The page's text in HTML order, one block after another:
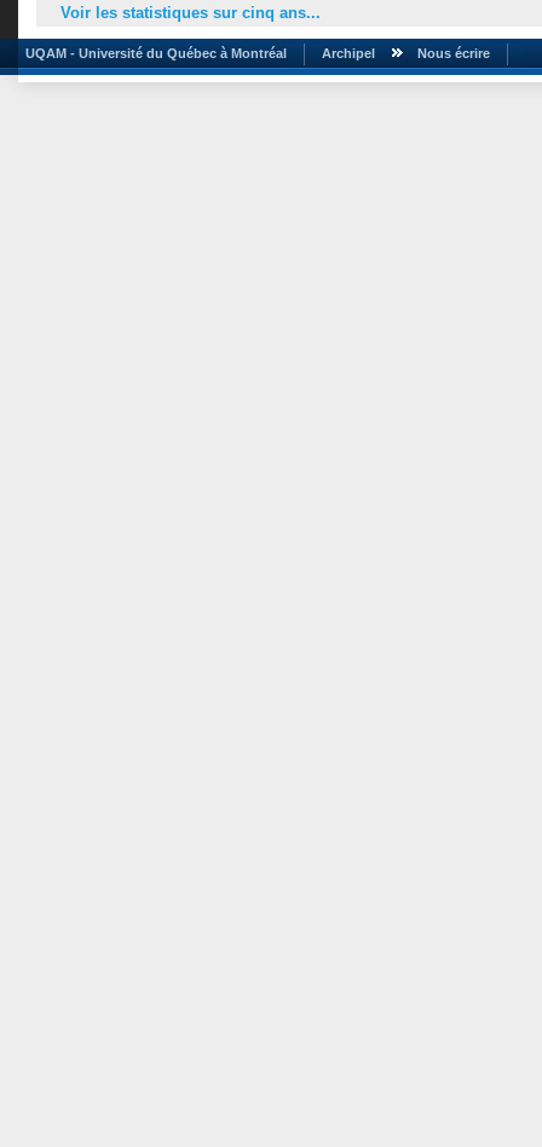
Voir les statistiques sur cinq ans...
UQAM - Université du Québec à Montréal Archipel Nous écrire